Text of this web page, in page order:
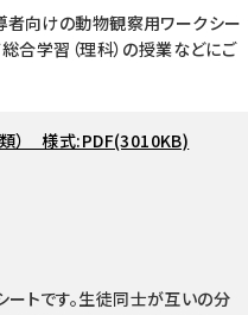
者向けの動物観察用ワークシー
合学習（理科）の授業などにご
類） 様式:PDF(3010KB)
トです。生徒同士が互いの分